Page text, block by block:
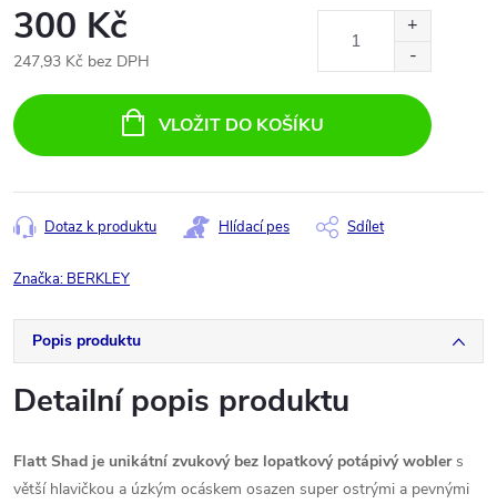
300 Kč
247,93 Kč bez DPH
cena:
VLOŽIT DO KOŠÍKU
Dotaz k produktu Hlídací pes Sdílet
Značka: BERKLEY
Popis produktu
Detailní popis produktu
Flatt Shad je unikátní zvukový bez lopatkový potápivý woblers
větší hlavičkou a úzkým ocáskem osazen super ostrými a pevnými